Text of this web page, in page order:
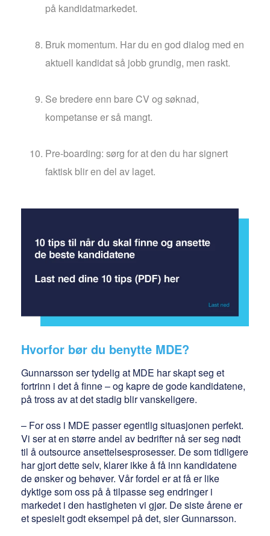
på kandidatmarkedet.
Bruk momentum. Har du en god dialog med en
aktuell kandidat så jobb grundig, men raskt.
Se bredere enn bare CV og søknad,
kompetanse er så mangt.
Pre-boarding: sørg for at den du har signert
faktisk blir en del av laget.
Hvorfor bør du benytte MDE?
Gunnarsson ser tydelig at MDE har skapt seg et
fortrinn i det å finne – og kapre de gode kandidatene,
på tross av at det stadig blir vanskeligere.
– For oss i MDE passer egentlig situasjonen perfekt.
Vi ser at en større andel av bedrifter nå ser seg nødt
til å outsource ansettelsesprosesser. De som tidligere
har gjort dette selv, klarer ikke å få inn kandidatene
de ønsker og behøver. Vår fordel er at få er like
dyktige som oss på å tilpasse seg endringer i
markedet i den hastigheten vi gjør. De siste årene er
et spesielt godt eksempel på det, sier Gunnarsson.